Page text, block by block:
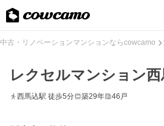
中古・リノベーションマンションならcowcamo
レクセルマンション西
西馬込駅 徒歩5分 築29年 46戸